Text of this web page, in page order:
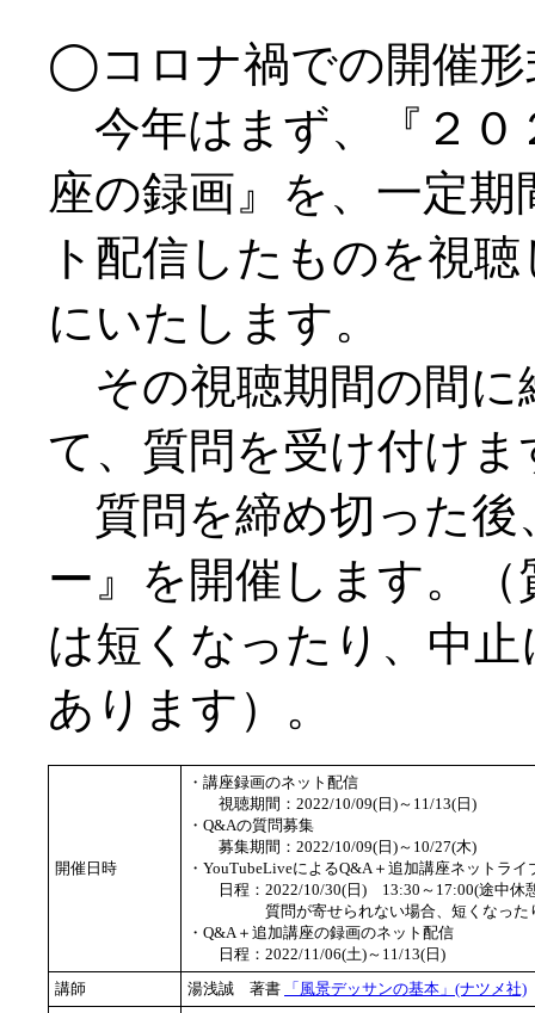
◯コロナ禍での開催形
今年はまず、『２０
座の録画』を、一定
ト配信したものを視
にいたします。
その視聴期間の間に
て、質問を受け付けま
質問を締め切った後
ー』を開催します。
は短くなったり、中
あります）。
開催日時
・講座録画のネット配信
視聴期間：2022/10/09(日)～11/13(日)
・Q&Aの質問募集
募集期間：2022/10/09(日)～10/27(木)
・YouTubeLiveによるQ&A＋追加講座ネットライ
日程：2022/10/30(日) 13:30～17:00(途中休
質問が寄せられない場合、短くなったり
・Q&A＋追加講座の録画のネット配信
日程：2022/11/06(土)～11/13(日)
講師
湯浅誠 著書
「風景デッサンの基本」(ナツメ社)